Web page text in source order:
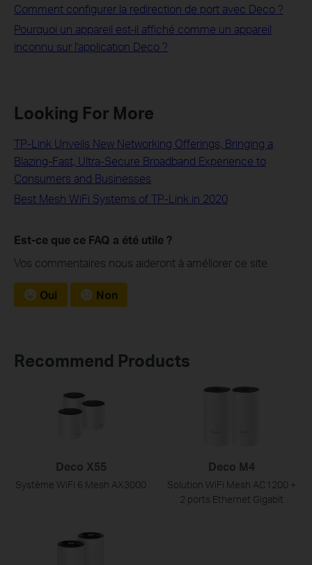
Comment configurer la redirection de port avec Deco ?
Pourquoi un appareil est-il affiché comme un appareil
inconnu sur l'application Deco ?
Looking For More
TP-Link Unveils New Networking Offerings, Bringing a
Blazing-Fast, Ultra-Secure Broadband Experience to
Consumers and Businesses
Best Mesh WiFi Systems of TP-Link in 2020
Est-ce que ce FAQ a été utile ?
Vos commentaires nous aideront à améliorer ce site.
Oui Non
Recommend Products
Deco X55
Système WiFi 6 Mesh AX3000
Deco M4
Solution WiFi Mesh AC1200 +
2 ports Ethernet Gigabit